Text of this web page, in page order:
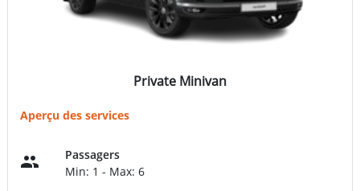
Private Minivan
Aperçu des services
Passagers
Min: 1 - Max: 6